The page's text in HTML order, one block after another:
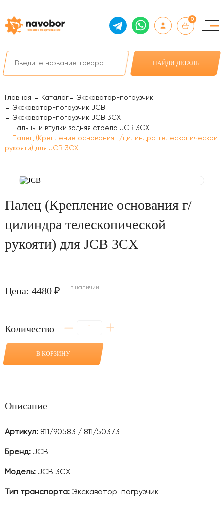
0
НАЙДИ ДЕТАЛЬ
Главная Каталог
Экскаватор-погрузчик
Экскаватор-погрузчик JCB
Экскаватор-погрузчик JCB 3CX
Пальцы и втулки задняя стрела JCB 3CX
Палец (Крепление основания г/цилиндра телескопической
рукояти) для JCB 3CX
Палец (Крепление основания г/
цилиндра телескопической
рукояти) для JCB 3CX
Цена: 4480 ₽ в наличии
Количество
Количество
(Крепление
В КОРЗИНУ
Описание
Артикул: 811/90583 / 811/50373
Бренд: JCB
Модель: JCB 3CX
Тип транспорта: Экскаватор-погрузчик